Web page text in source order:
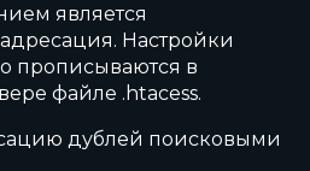
является
Настройки
прописываются в
файле .htacess.
дублей поисковыми